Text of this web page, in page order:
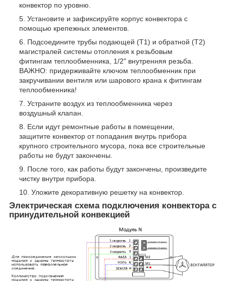
конвектор по уровню.
Установите и зафиксируйте корпус конвектора с
помощью крепежных элементов.
Подсоедините трубы подающей (T1) и обратной (T2)
магистралей системы отопления к резьбовым
фитингам теплообменника, 1/2" внутренняя резьба.
ВАЖНО: придерживайте ключом теплообменник при
закручивании вентиля или шарового крана к фитингам
теплообменника!
Устраните воздух из теплообменника через
воздушный клапан.
Если идут ремонтные работы в помещении,
защитите конвектор от попадания внутрь прибора
крупного строительного мусора, пока все строительные
работы не будут закончены.
После того, как работы будут закончены, произведите
чистку внутри прибора.
Уложите декоративную решетку на конвектор.
Электрическая схема подключения конвектора с
принудительной конвекцией